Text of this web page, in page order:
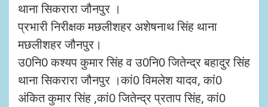
थाना सिकरारा जौनपुर ।
प्रभारी निरीक्षक मछलीशहर अशेषनाथ सिंह थाना
मछलीशहर जौनपुर।
उ0नि0 कश्यप कुमार सिंह व उ0नि0 जितेन्द्र बहादुर सिंह
थाना सिकरारा जौनपुर ।कां0 विमलेश यादव, कां0
अंकित कुमार सिंह ,कां0 जितेन्द्र प्रताप सिंह, कां0